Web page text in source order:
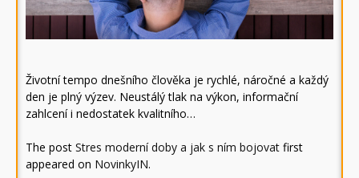
Životní tempo dnešního člověka je rychlé, náročné a každý
den je plný výzev. Neustálý tlak na výkon, informační
zahlcení i nedostatek kvalitního…
The post Stres moderní doby a jak s ním bojovat first
appeared on NovinkyIN.